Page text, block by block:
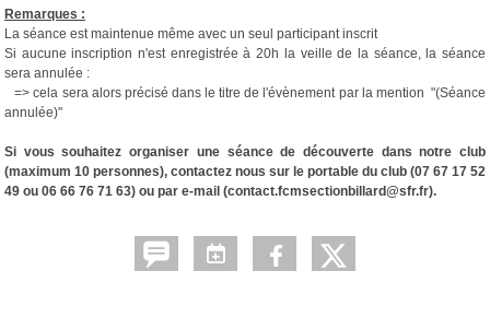
Remarques :
La séance est maintenue même avec un seul participant inscrit
Si aucune inscription n'est enregistrée à 20h la veille de la séance, la séance
sera annulée :
=> cela sera alors précisé dans le titre de l'évènement par la mention "(Séance
annulée)"
Si vous souhaitez organiser une séance de découverte dans notre club
(maximum 10 personnes), contactez nous sur le portable du club (07 67 17 52
49 ou 06 66 76 71 63) ou par e-mail (contact.fcmsectionbillard@sfr.fr).